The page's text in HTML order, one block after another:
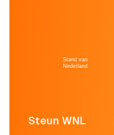
Steun WNL
Stand van
Nederland